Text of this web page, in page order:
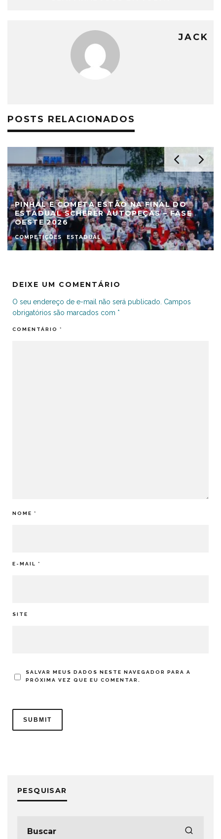
JACK
POSTS RELACIONADOS
PINHAL E COMETA ESTÃO NA FINAL DO
ESTADUAL SCHERER AUTOPEÇAS – FASE
OESTE 2026
COMPETIÇÕES ESTADUAL
DEIXE UM COMENTÁRIO
O seu endereço de e-mail não será publicado. Campos
obrigatórios são marcados com *
COMENTÁRIO *
NOME *
E-MAIL *
SITE
SALVAR MEUS DADOS NESTE NAVEGADOR PARA A
PRÓXIMA VEZ QUE EU COMENTAR.
PESQUISAR